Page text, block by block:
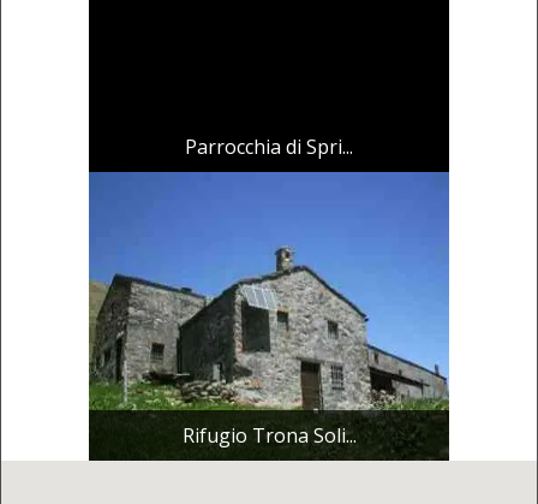
Parrocchia di Spri...
Rifugio Trona Soli...